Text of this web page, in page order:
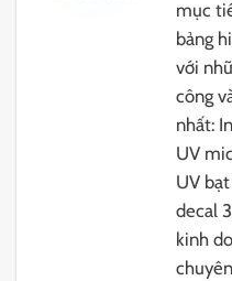
mục
bảng
với
công
nhất:
UV
UV
decal
kinh